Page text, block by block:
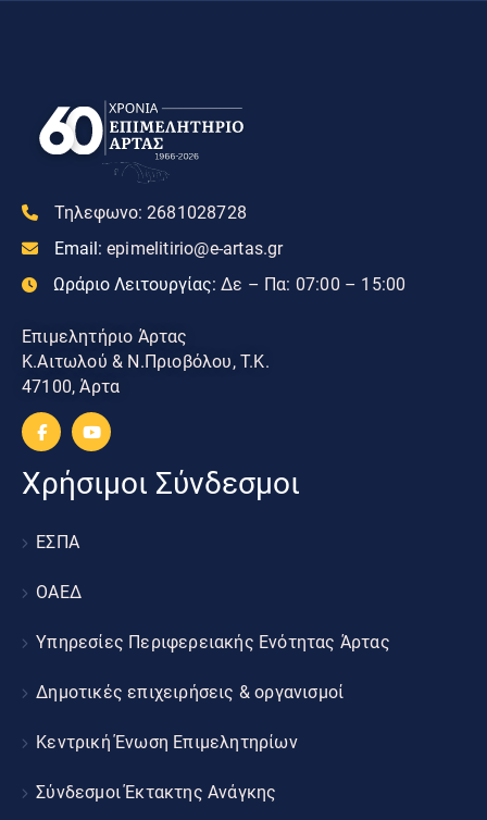
Τηλεφωνο: 2681028728
Email: epimelitirio@e-artas.gr
Ωράριο Λειτουργίας: Δε – Πα: 07:00 – 15:00
Επιμελητήριο Άρτας
Κ.Αιτωλού & Ν.Πριοβόλου, Τ.Κ.
47100, Άρτα
Χρήσιμοι Σύνδεσμοι
ΕΣΠΑ
ΟΑΕΔ
Υπηρεσίες Περιφερειακής Ενότητας Άρτας
Δημοτικές επιχειρήσεις & οργανισμοί
Κεντρική Ένωση Επιμελητηρίων
Σύνδεσμοι Έκτακτης Ανάγκης